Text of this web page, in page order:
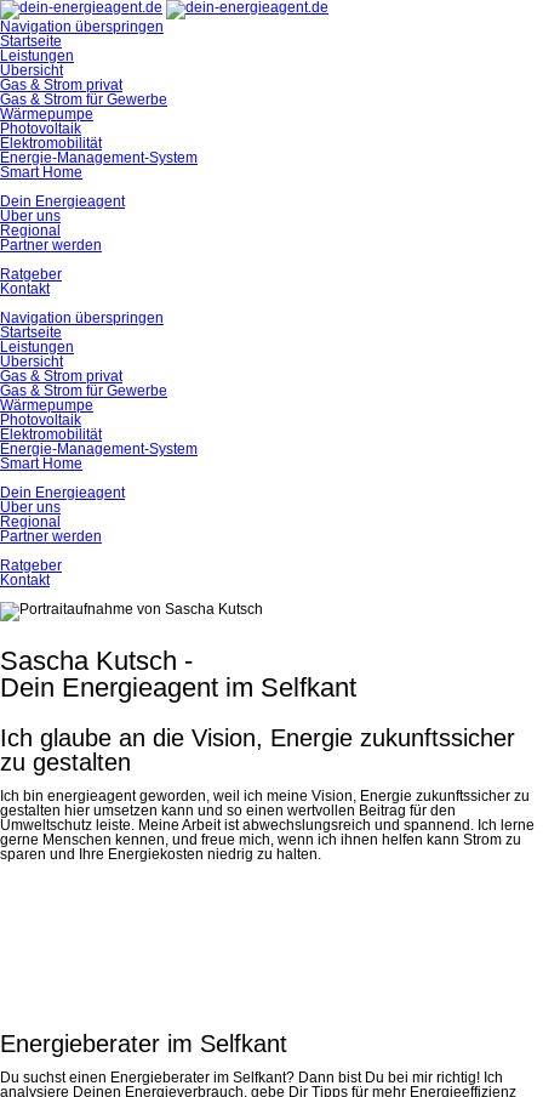
Navigation überspringen
Startseite
Leistungen
Übersicht
Gas & Strom privat
Gas & Strom für Gewerbe
Wärmepumpe
Photovoltaik
Elektromobilität
Energie-Management-System
Smart Home
Dein Energieagent
Über uns
Regional
Partner werden
Ratgeber
Kontakt
Navigation überspringen
Startseite
Leistungen
Übersicht
Gas & Strom privat
Gas & Strom für Gewerbe
Wärmepumpe
Photovoltaik
Elektromobilität
Energie-Management-System
Smart Home
Dein Energieagent
Über uns
Regional
Partner werden
Ratgeber
Kontakt
Sascha Kutsch -
Dein Energieagent im Selfkant
Ich glaube an die Vision, Energie zukunftssicher
zu gestalten
Ich bin energieagent geworden, weil ich meine Vision, Energie zukunftssicher zu
gestalten hier umsetzen kann und so einen wertvollen Beitrag für den
Umweltschutz leiste. Meine Arbeit ist abwechslungsreich und spannend. Ich lerne
gerne Menschen kennen, und freue mich, wenn ich ihnen helfen kann Strom zu
sparen und Ihre Energiekosten niedrig zu halten.
Energieberater im Selfkant
Du suchst einen Energieberater im Selfkant? Dann bist Du bei mir richtig! Ich
analysiere Deinen Energieverbrauch, gebe Dir Tipps für mehr Energieeffizienz